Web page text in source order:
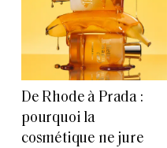
De Rhode à Prada :
pourquoi la
cosmétique ne jure